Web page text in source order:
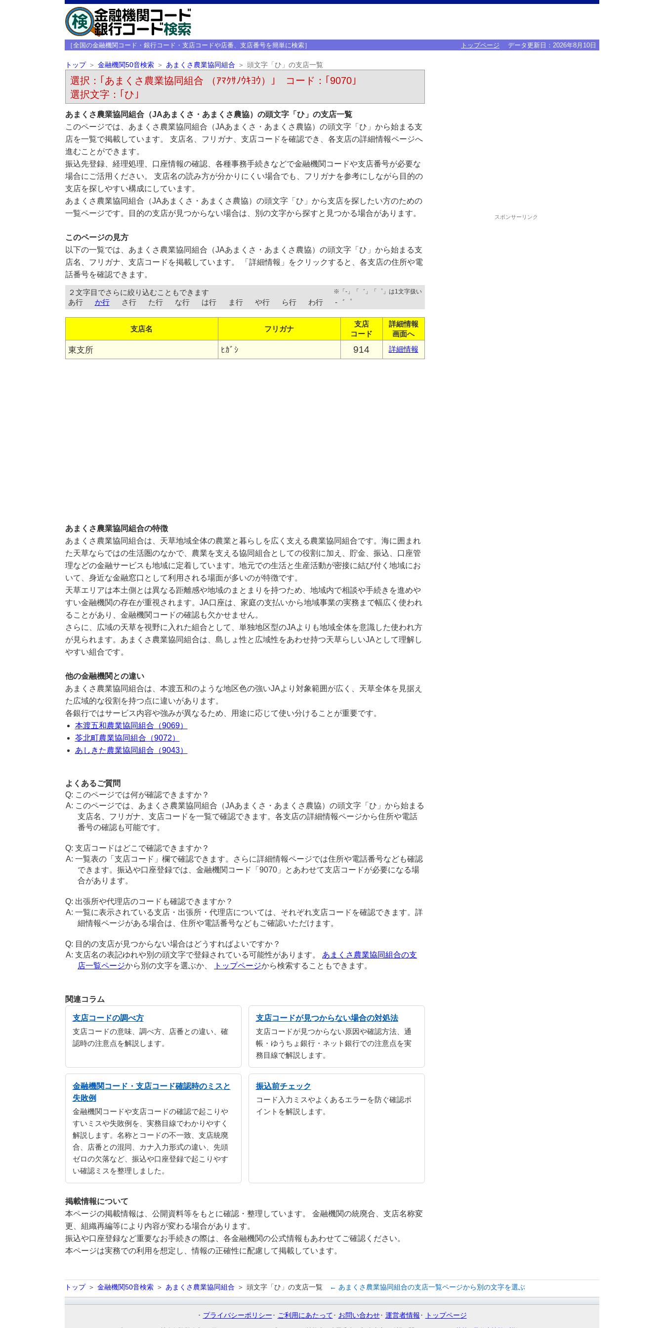
［全国の金融機関コード・銀行コード・支店コードや店番、支店番号を簡単に検索］ トップページ データ更新日： 2026年8月10日
トップ 金融機関50音検索 あまくさ農業協同組合 頭文字「ひ」の支店一覧
選択：｢あまくさ農業協同組合 （ｱﾏｸｻﾉｳｷﾖｳ）｣ コード：｢9070｣
選択文字：｢ひ｣
あまくさ農業協同組合（JAあまくさ・あまくさ農協）の頭文字「ひ」の支店一覧
このページでは、あまくさ農業協同組合（JAあまくさ・あまくさ農協）の頭文字「ひ」から始まる支
店を一覧で掲載しています。 支店名、フリガナ、支店コードを確認でき、各支店の詳細情報ページへ
進むことができます。
振込先登録、経理処理、口座情報の確認、各種事務手続きなどで金融機関コードや支店番号が必要な
場合にご活用ください。 支店名の読み方が分かりにくい場合でも、フリガナを参考にしながら目的の
支店を探しやすい構成にしています。
あまくさ農業協同組合（JAあまくさ・あまくさ農協）の頭文字「ひ」から支店を探したい方のための
一覧ページです。目的の支店が見つからない場合は、別の文字から探すと見つかる場合があります。
このページの見方
以下の一覧では、あまくさ農業協同組合（JAあまくさ・あまくさ農協）の頭文字「ひ」から始まる支
店名、フリガナ、支店コードを掲載しています。 「詳細情報」をクリックすると、各支店の住所や電
話番号を確認できます。
２文字目でさらに絞り込むこともできます ※「-」「゛」「゜」は1文字扱い
あ行 か行 さ行 た行 な行 は行 ま行 や行 ら行 わ行 -゛゜
支店名 フリガナ
支店
コード
詳細情報
画面へ
東支所 ﾋｶﾞｼ 914 詳細情報
あまくさ農業協同組合の特徴
あまくさ農業協同組合は、天草地域全体の農業と暮らしを広く支える農業協同組合です。海に囲まれ
た天草ならではの生活圏のなかで、農業を支える協同組合としての役割に加え、貯金、振込、口座管
理などの金融サービスも地域に定着しています。地元での生活と生産活動が密接に結び付く地域にお
いて、身近な金融窓口として利用される場面が多いのが特徴です。
天草エリアは本土側とは異なる距離感や地域のまとまりを持つため、地域内で相談や手続きを進めや
すい金融機関の存在が重視されます。JA口座は、家庭の支払いから地域事業の実務まで幅広く使われ
ることがあり、金融機関コードの確認も欠かせません。
さらに、広域の天草を視野に入れた組合として、単独地区型のJAよりも地域全体を意識した使われ方
が見られます。あまくさ農業協同組合は、島しょ性と広域性をあわせ持つ天草らしいJAとして理解し
やすい組合です。
他の金融機関との違い
あまくさ農業協同組合は、本渡五和のような地区色の強いJAより対象範囲が広く、天草全体を見据え
た広域的な役割を持つ点に違いがあります。
各銀行ではサービス内容や強みが異なるため、用途に応じて使い分けることが重要です。
本渡五和農業協同組合（9069）
苓北町農業協同組合（9072）
あしきた農業協同組合（9043）
よくあるご質問
このページでは何が確認できますか？
このページでは、あまくさ農業協同組合（JAあまくさ・あまくさ農協）の頭文字「ひ」から始まる
支店名、フリガナ、支店コードを一覧で確認できます。各支店の詳細情報ページから住所や電話
番号の確認も可能です。
支店コードはどこで確認できますか？
一覧表の「支店コード」欄で確認できます。さらに詳細情報ページでは住所や電話番号なども確認
できます。振込や口座登録では、金融機関コード「9070」とあわせて支店コードが必要になる場
合があります。
出張所や代理店のコードも確認できますか？
一覧に表示されている支店・出張所・代理店については、それぞれ支店コードを確認できます。詳
細情報ページがある場合は、住所や電話番号などもご確認いただけます。
目的の支店が見つからない場合はどうすればよいですか？
支店名の表記ゆれや別の頭文字で登録されている可能性があります。 あまくさ農業協同組合の支
店一覧ページから別の文字を選ぶか、 トップページから検索することもできます。
関連コラム
支店コードの調べ方
支店コードの意味、調べ方、店番との違い、確
認時の注意点を解説します。
支店コードが見つからない場合の対処法
支店コードが見つからない原因や確認方法、通
帳・ゆうちょ銀行・ネット銀行での注意点を実
務目線で解説します。
金融機関コード・支店コード確認時のミスと
失敗例
金融機関コードや支店コードの確認で起こりや
すいミスや失敗例を、実務目線でわかりやすく
解説します。名称とコードの不一致、支店統廃
合、店番との混同、カナ入力形式の違い、先頭
ゼロの欠落など、振込や口座登録で起こりやす
い確認ミスを整理しました。
振込前チェック
コード入力ミスやよくあるエラーを防ぐ確認ポ
イントを解説します。
掲載情報について
本ページの掲載情報は、公開資料等をもとに確認・整理しています。 金融機関の統廃合、支店名称変
更、組織再編等により内容が変わる場合があります。
振込や口座登録など重要なお手続きの際は、各金融機関の公式情報もあわせてご確認ください。
本ページは実務での利用を想定し、情報の正確性に配慮して掲載しています。
スポンサーリンク
トップ 金融機関50音検索 あまくさ農業協同組合 頭文字「ひ」の支店一覧 ← あまくさ農業協同組合の支店一覧ページから別の文字を選ぶ
プライバシーポリシー ご利用にあたって お問い合わせ 運営者情報 トップページ